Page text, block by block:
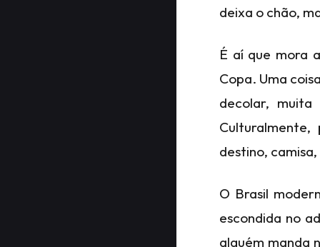
deixa o chão,
É aí que mora
Copa. Uma
decolar, muita
destino,
O Brasil
escondida no
alguém manda